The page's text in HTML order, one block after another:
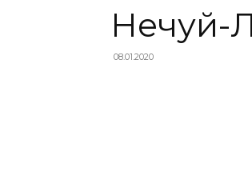
Нечуй-
08.01.2020